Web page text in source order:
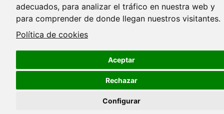
adecuados, para analizar el tráfico en nuestra web y
para comprender de donde llegan nuestros visitantes.
Política de cookies
Aceptar
Rechazar
Configurar